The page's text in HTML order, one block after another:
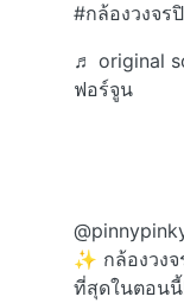
#กล้องวงจร
♬ original
ฟอร์จูน
✨ กล้องวง
ที่สุดในตอนนี้